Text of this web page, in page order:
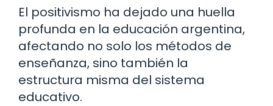
El positivismo ha dejado una huella
profunda en la educación argentina,
afectando no solo los métodos de
enseñanza, sino también la
estructura misma del sistema
educativo.